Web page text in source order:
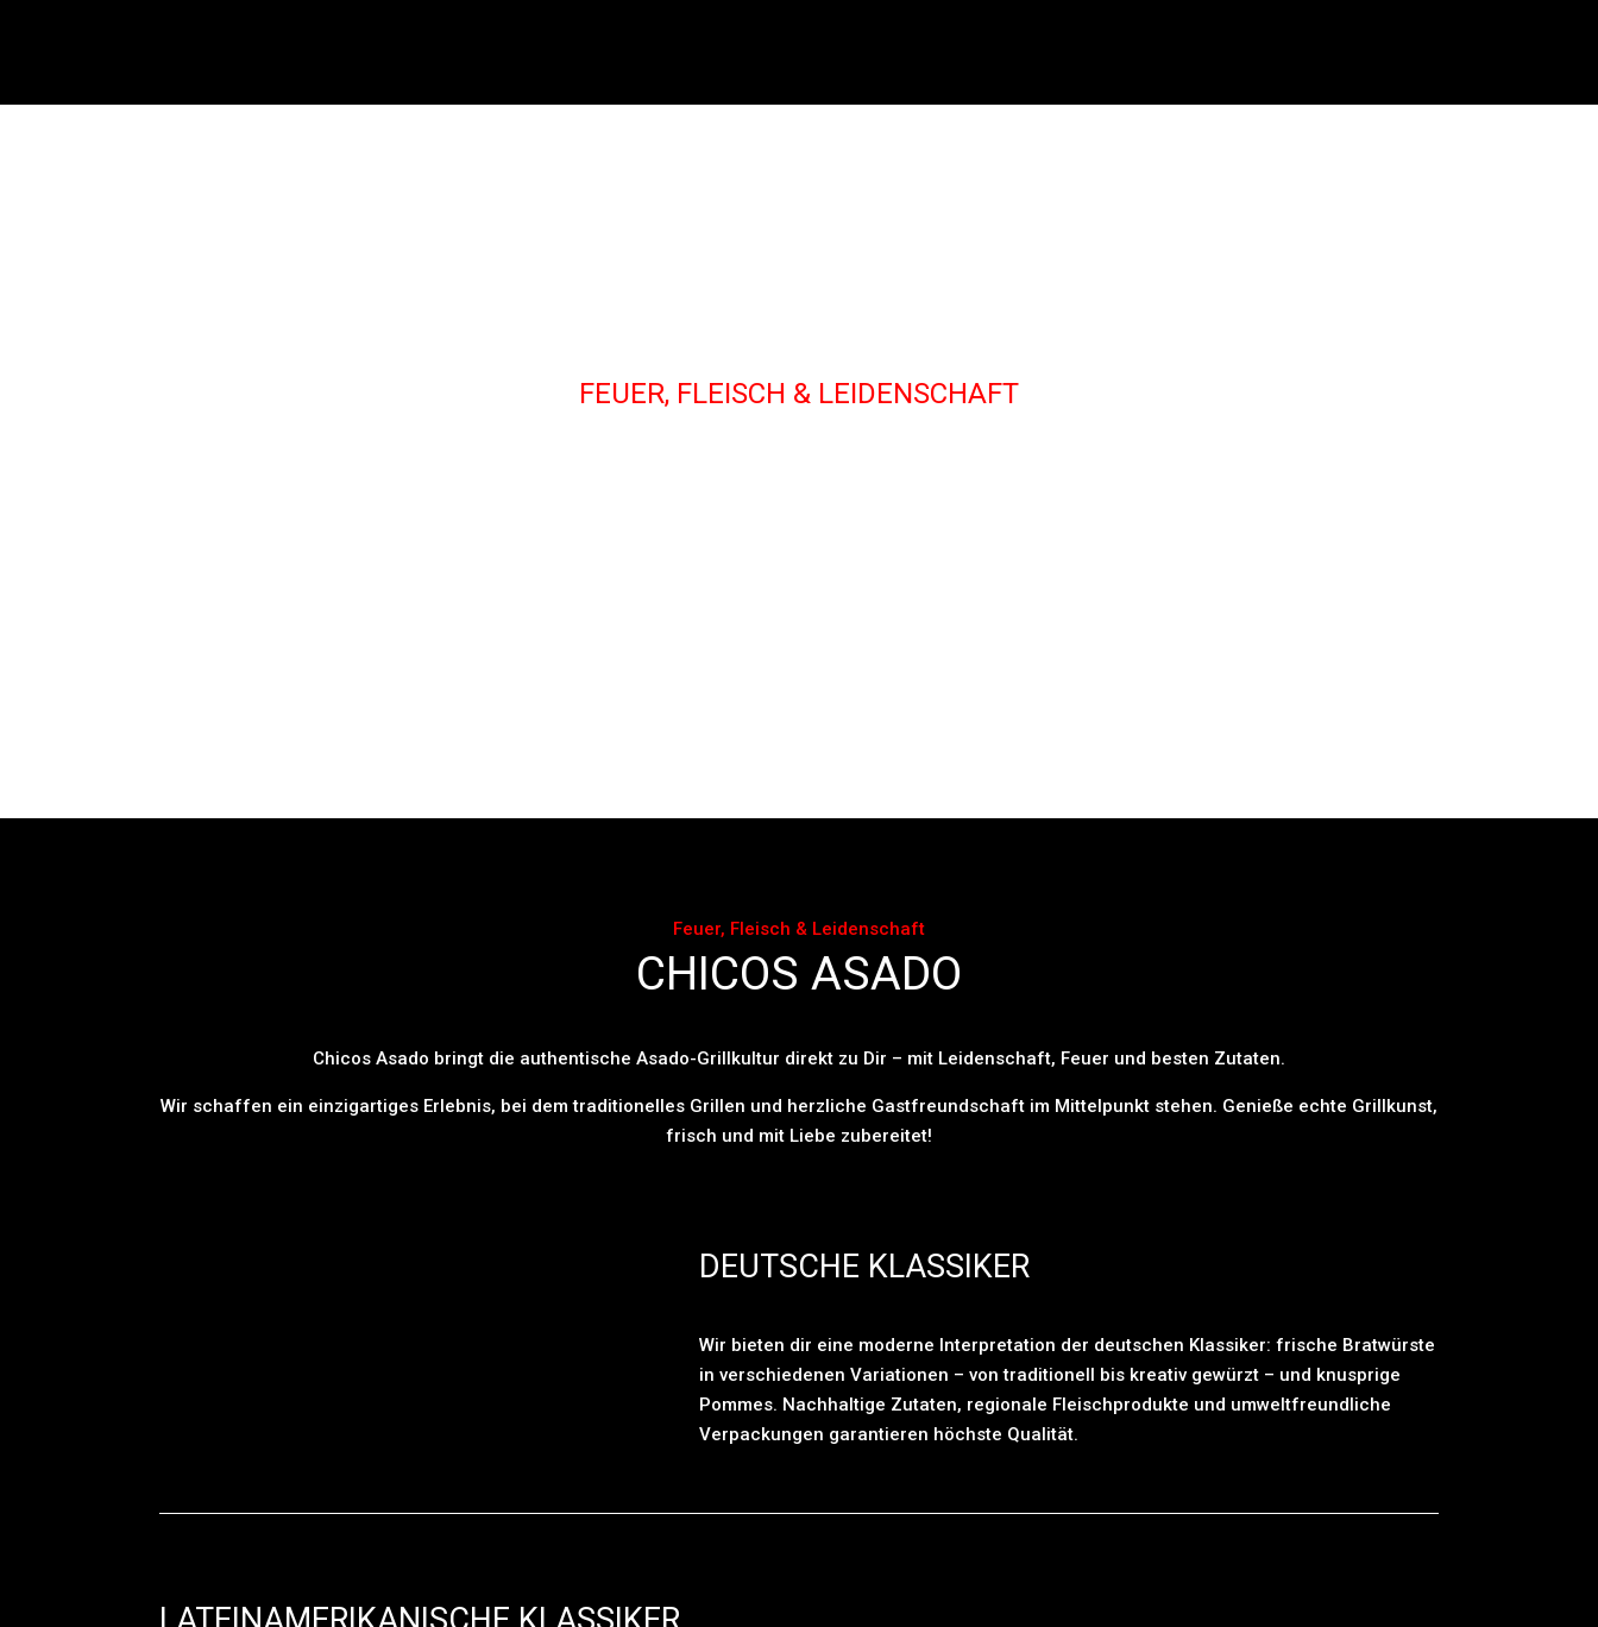
FEUER, FLEISCH & LEIDENSCHAFT
Feuer, Fleisch & Leidenschaft
CHICOS ASADO
Chicos Asado bringt die authentische Asado-Grillkultur direkt zu Dir – mit Leidenschaft, Feuer und besten Zutaten.
Wir schaffen ein einzigartiges Erlebnis, bei dem traditionelles Grillen und herzliche Gastfreundschaft im Mittelpunkt stehen. Genieße echte Grillkunst,
frisch und mit Liebe zubereitet!
DEUTSCHE KLASSIKER
Wir bieten dir eine moderne Interpretation der deutschen Klassiker: frische Bratwürste
in verschiedenen Variationen – von traditionell bis kreativ gewürzt – und knusprige
Pommes. Nachhaltige Zutaten, regionale Fleischprodukte und umweltfreundliche
Verpackungen garantieren höchste Qualität.